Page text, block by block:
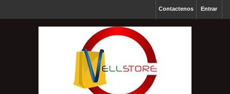
Entrar
Contactenos